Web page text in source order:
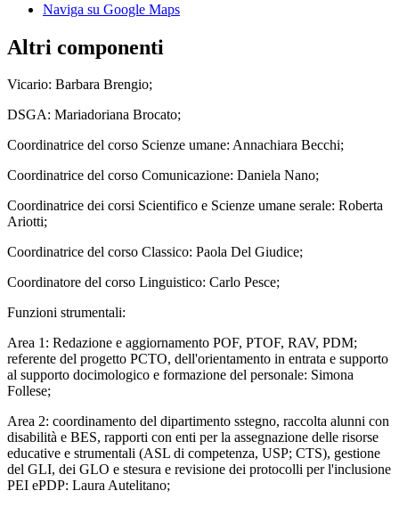
Naviga su Google Maps
Altri componenti
Vicario: Barbara Brengio;
DSGA: Mariadoriana Brocato;
Coordinatrice del corso Scienze umane: Annachiara Becchi;
Coordinatrice del corso Comunicazione: Daniela Nano;
Coordinatrice dei corsi Scientifico e Scienze umane serale: Roberta
Ariotti;
Coordinatrice del corso Classico: Paola Del Giudice;
Coordinatore del corso Linguistico: Carlo Pesce;
Funzioni strumentali:
Area 1: Redazione e aggiornamento POF, PTOF, RAV, PDM;
referente del progetto PCTO, dell'orientamento in entrata e supporto
al supporto docimologico e formazione del personale: Simona
Follese;
Area 2: coordinamento del dipartimento sstegno, raccolta alunni con
disabilità e BES, rapporti con enti per la assegnazione delle risorse
educative e strumentali (ASL di competenza, USP; CTS), gestione
del GLI, dei GLO e stesura e revisione dei protocolli per l'inclusione
PEI ePDP: Laura Autelitano;